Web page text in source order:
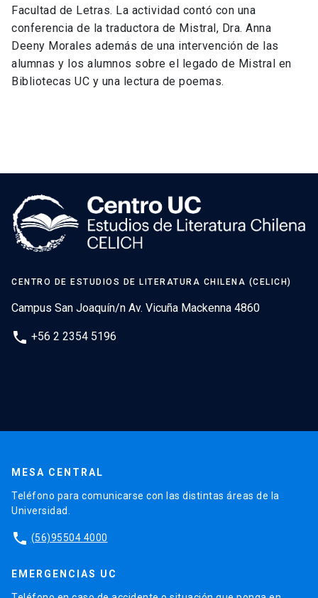
Facultad de Letras. La actividad contó con una
conferencia de la traductora de Mistral, Dra. Anna
Deeny Morales además de una intervención de las
alumnas y los alumnos sobre el legado de Mistral en
Bibliotecas UC y una lectura de poemas.
CENTRO DE ESTUDIOS DE LITERATURA CHILENA (CELICH)
Campus San Joaquín/n Av. Vicuña Mackenna 4860
phone +56 2 2354 5196
MESA CENTRAL
Teléfono para comunicarse con las distintas áreas de la
Universidad.
phone (56)95504 4000
EMERGENCIAS UC